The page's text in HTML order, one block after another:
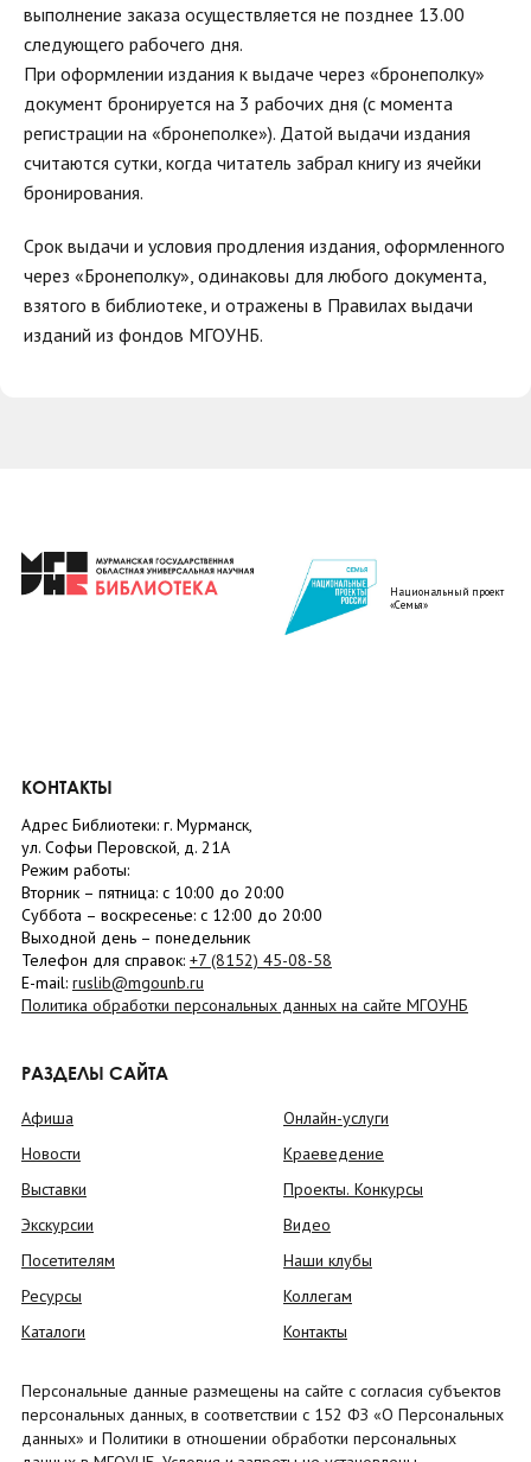
выполнение заказа осуществляется не позднее 13.00
следующего рабочего дня.
При оформлении издания к выдаче через «бронеполку»
документ бронируется на 3 рабочих дня (с момента
регистрации на «бронеполке»). Датой выдачи издания
считаются сутки, когда читатель забрал книгу из ячейки
бронирования.
Срок выдачи и условия продления издания, оформленного
через «Бронеполку», одинаковы для любого документа,
взятого в библиотеке, и отражены в Правилах выдачи
изданий из фондов МГОУНБ.
Национальный проект
«Семья»
КОНТАКТЫ
Адрес Библиотеки: г. Мурманск,
ул. Софьи Перовской, д. 21А
Режим работы:
Вторник – пятница: с 10:00 до 20:00
Суббота – воскресенье: c 12:00 до 20:00
Выходной день – понедельник
Телефон для справок: +7 (8152) 45-08-58
E-mail: ruslib@mgounb.ru
Политика обработки персональных данных на сайте МГОУНБ
РАЗДЕЛЫ САЙТА
Афиша
Новости
Выставки
Экскурсии
Посетителям
Ресурсы
Каталоги
Онлайн-услуги
Краеведение
Проекты. Конкурсы
Видео
Наши клубы
Коллегам
Контакты
Персональные данные размещены на сайте с согласия субъектов
персональных данных, в соответствии с 152 ФЗ «О Персональных
данных» и Политики в отношении обработки персональных